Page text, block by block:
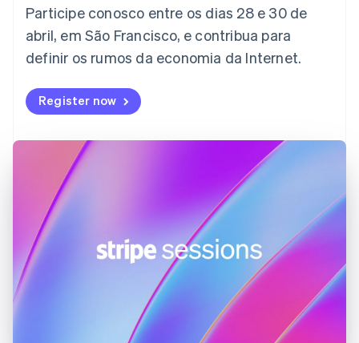
Participe conosco entre os dias 28 e 30 de
abril, em São Francisco, e contribua para
definir os rumos da economia da Internet.
Register now
Emirados Árabes Unidos
English
Eslováquia
Eslovênia
EnglishItaliano
EspañolEnglish
Estados Unidos
English
Estônia
English
Finlândia
English